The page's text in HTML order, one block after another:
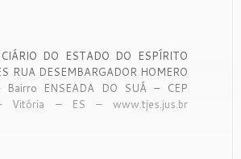
DO ESTADO DO ESPÍRITO
RUA DESEMBARGADOR HOMERO
Bairro ENSEADA DO SUÁ – CEP
Vitória – ES – www.tjes.jus.br